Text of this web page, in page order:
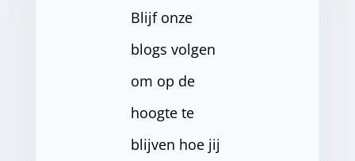
Blijf onze
blogs volgen
om op de
hoogte te
blijven hoe jij